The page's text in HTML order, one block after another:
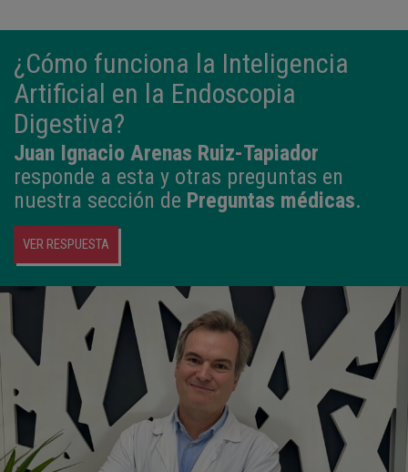
¿Cómo funciona la Inteligencia
Artificial en la Endoscopia
Digestiva?
Juan Ignacio Arenas Ruiz-Tapiador
responde a esta y otras preguntas en
nuestra sección de Preguntas médicas.
VER RESPUESTA